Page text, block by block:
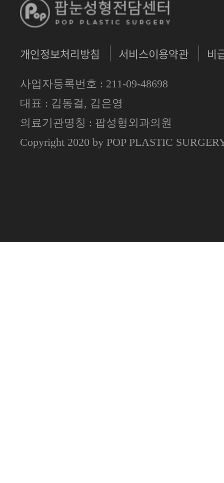
개인정보처리방침 서비스이용약관 비
사업자등록번호 : 211-09-48698
대표 : 김동걸, 김은영
의료기관명칭 : 팝성형외과의원
Copyright 2020 by POP PLASTIC